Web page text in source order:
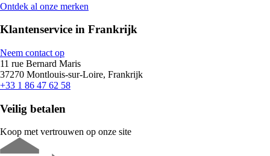
Ontdek al onze merken
Klantenservice in Frankrijk
Neem contact op
11 rue Bernard Maris
37270 Montlouis-sur-Loire, Frankrijk
+33 1 86 47 62 58
Veilig betalen
Koop met vertrouwen op onze site